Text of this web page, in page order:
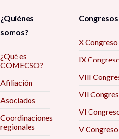
¿Quiénes
somos?
¿Qué es
COMECSO?
Afiliación
Asociados
Coordinaciones
regionales
Congresos
X Congreso
IX
VIII
VII
VI
V Congreso